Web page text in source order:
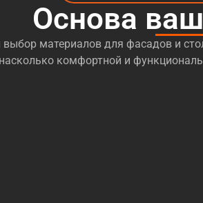
Основа
материалов для фасадов и
комфортной и